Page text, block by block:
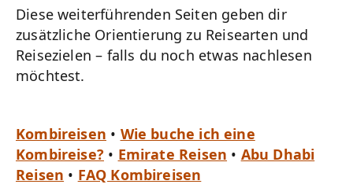
Diese weiterführenden Seiten geben dir
zusätzliche Orientierung zu Reisearten und
Reisezielen – falls du noch etwas nachlesen
möchtest.
Kombireisen • Wie buche ich eine
Kombireise? • Emirate Reisen • Abu Dhabi
Reisen • FAQ Kombireisen